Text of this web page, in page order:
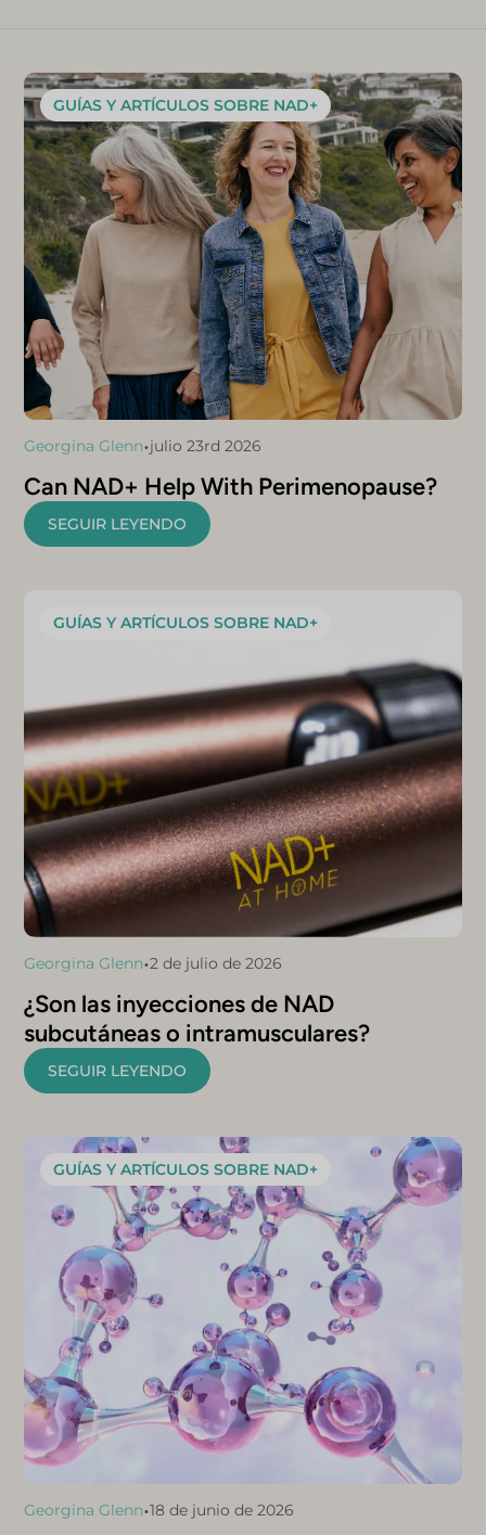
GUÍAS Y ARTÍCULOS SOBRE NAD+
Georgina Glenn•julio 23rd 2026
Can NAD+ Help With Perimenopause?
SEGUIR LEYENDO
GUÍAS Y ARTÍCULOS SOBRE NAD+
Georgina Glenn•2 de julio de 2026
¿Son las inyecciones de NAD
subcutáneas o intramusculares?
SEGUIR LEYENDO
GUÍAS Y ARTÍCULOS SOBRE NAD+
Georgina Glenn•18 de junio de 2026